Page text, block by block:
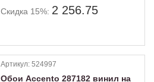
Скидка 15%: 2 256.75
Артикул:524997
Обои Accento 287182 винил на